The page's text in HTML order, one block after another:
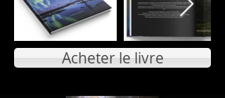
Acheter le livre